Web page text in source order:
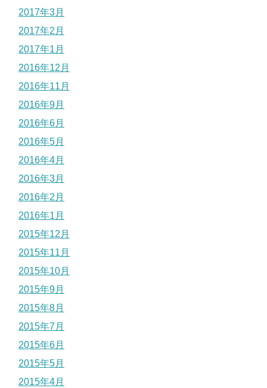
2017年3月
2017年2月
2017年1月
2016年12月
2016年11月
2016年9月
2016年6月
2016年5月
2016年4月
2016年3月
2016年2月
2016年1月
2015年12月
2015年11月
2015年10月
2015年9月
2015年8月
2015年7月
2015年6月
2015年5月
2015年4月